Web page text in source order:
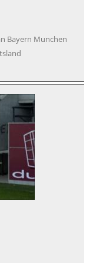
Bayern Munchen